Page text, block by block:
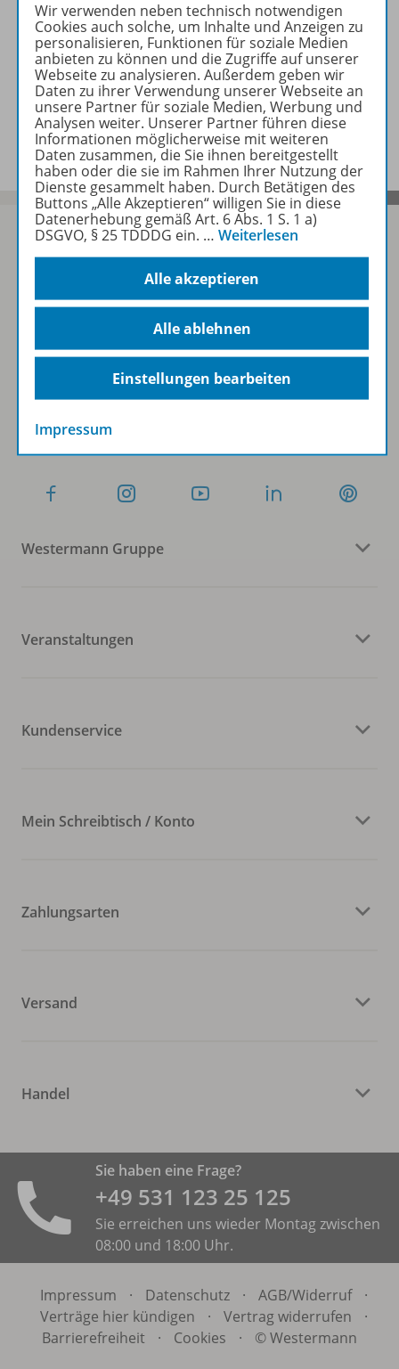
Informationen
Lösungen zu folgenden Werken
Zum Newsletter anmelden
Westermann Gruppe
Veranstaltungen
Kundenservice
Mein Schreibtisch / Konto
Zahlungsarten
Versand
Handel
Sie haben eine Frage?
+49 531 ­123 25 125
Sie erreichen uns wieder Montag zwischen
08:00 und 18:00 Uhr.
Impressum · Datenschutz · AGB/Widerruf
·
Verträge hier kündigen
· Vertrag widerrufen
·
Barrierefreiheit
· Cookies · © Westermann
Wir verwenden neben technisch notwendigen
Cookies auch solche, um Inhalte und Anzeigen zu
personalisieren, Funktionen für soziale Medien
anbieten zu können und die Zugriffe auf unserer
Webseite zu analysieren. Außerdem geben wir
Daten zu ihrer Verwendung unserer Webseite an
unsere Partner für soziale Medien, Werbung und
Analysen weiter. Unserer Partner führen diese
Informationen möglicherweise mit weiteren
Daten zusammen, die Sie ihnen bereitgestellt
haben oder die sie im Rahmen Ihrer Nutzung der
Dienste gesammelt haben. Durch Betätigen des
Buttons „Alle Akzeptieren“ willigen Sie in diese
Datenerhebung gemäß Art. 6 Abs. 1 S. 1 a)
DSGVO, § 25 TDDDG ein. … Weiterlesen
Alle akzeptieren
Alle ablehnen
Einstellungen bearbeiten
Impressum